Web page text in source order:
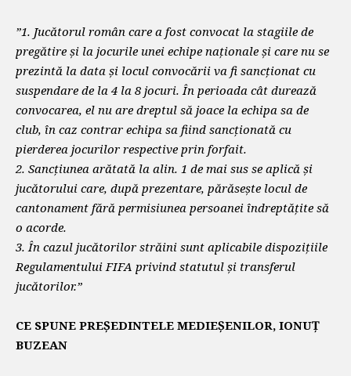
”1. Jucătorul român care a fost convocat la stagiile de
pregătire şi la jocurile unei echipe naţionale şi care nu se
prezintă la data şi locul convocării va fi sancționat cu
suspendare de la 4 la 8 jocuri. În perioada cât durează
convocarea, el nu are dreptul să joace la echipa sa de
club, în caz contrar echipa sa fiind sancţionată cu
pierderea jocurilor respective prin forfait.
2. Sancțiunea arătată la alin. 1 de mai sus se aplică și
jucătorului care, după prezentare, părăseşte locul de
cantonament fără permisiunea persoanei îndreptăţite să
o acorde.
3. În cazul jucătorilor străini sunt aplicabile dispoziţiile
Regulamentului FIFA privind statutul şi transferul
jucătorilor.”
CE SPUNE PREȘEDINTELE MEDIEȘENILOR, IONUȚ
BUZEAN